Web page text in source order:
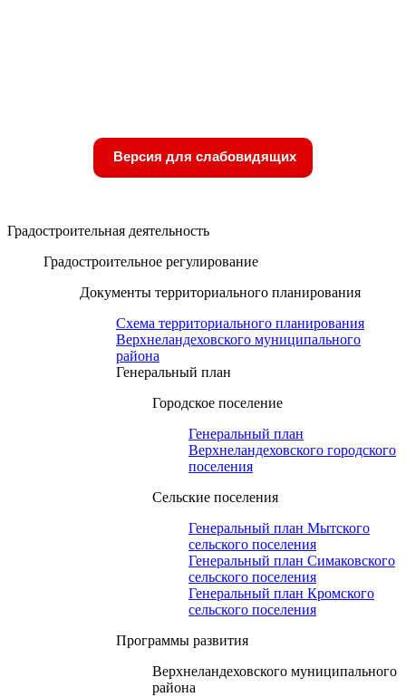
Версия для слабовидящих
Градостроительная деятельность
Градостроительное регулирование
Документы территориального планирования
Схема территориального планирования
Верхнеландеховского муниципального
района
Генеральный план
Городское поселение
Генеральный план
Верхнеландеховского городского
поселения
Сельские поселения
Генеральный план Мытского
сельского поселения
Генеральный план Симаковского
сельского поселения
Генеральный план Кромского
сельского поселения
Программы развития
Верхнеландеховского муниципального
района